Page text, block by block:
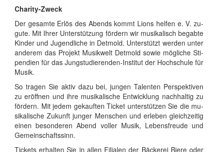
Cha­ri­ty-Zweck
Der ge­sam­te Er­lös des Abends kommt Li­ons hel­fen e. V. zu­
gu­te. Mit Ih­rer Un­ter­stüt­zung för­dern wir mu­si­ka­lisch be­gab­te
Kin­der und Ju­gend­li­che in Det­mold. Un­ter­stützt wer­den un­ter
an­de­rem das Pro­jekt Mu­sik­welt Det­mold so­wie mög­li­che Sti­
pen­di­en für das Jung­stu­die­ren­den-In­sti­tut der Hoch­schu­le für
Mu­sik.
So tra­gen Sie ak­tiv da­zu bei, jun­gen Ta­len­ten Per­spek­ti­ven
zu er­öff­nen und ih­re mu­si­ka­li­sche Ent­wick­lung nach­hal­tig zu
för­dern. Mit je­dem ge­kauf­ten Ti­cket un­ter­stüt­zen Sie die mu­
si­ka­li­sche Zu­kunft jun­ger Men­schen und er­le­ben gleich­zei­tig
ei­nen be­son­de­ren Abend vol­ler Mu­sik, Le­bens­freu­de und
Ge­mein­schafts­sinn.
Ti­ckets er­hal­ten Sie in al­len Fi­lia­len der Bä­cke­rei Bie­re oder